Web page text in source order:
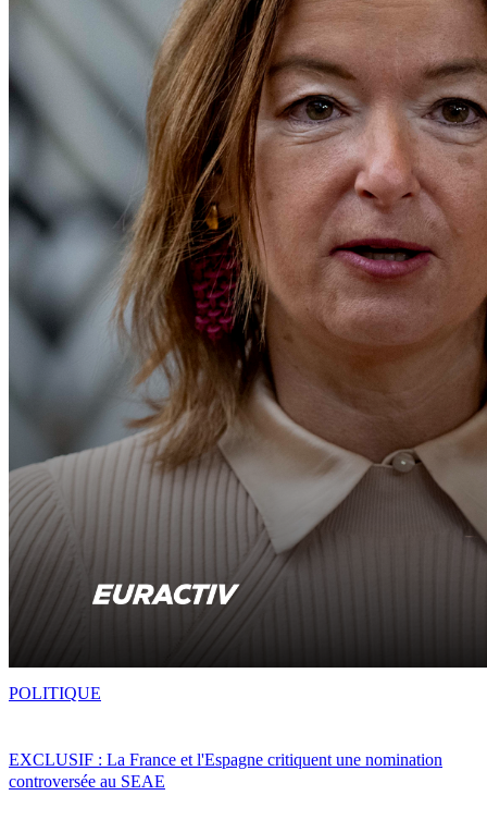
EXCLUSIF : La France et l'Espagne critiquent une nomination
controversée au SEAE
POLITIQUE